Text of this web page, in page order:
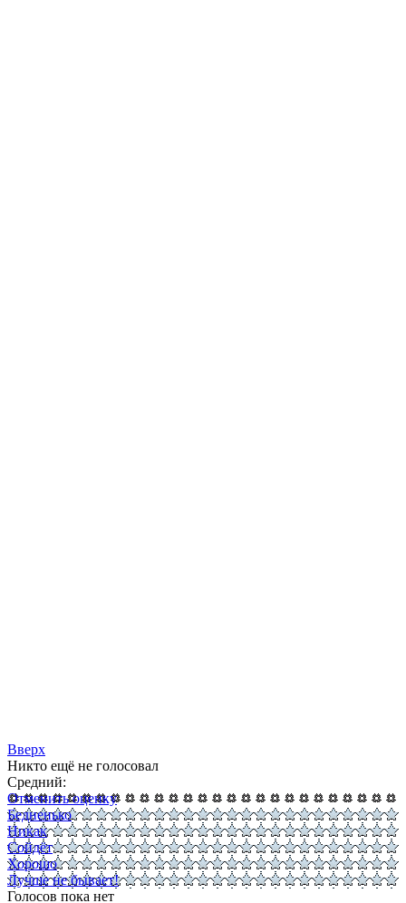
Вверх
Никто ещё не голосовал
Средний:
Отменить оценку
Бедненько
Никак
Сойдёт
Хорошо
Лучше не бывает!
Голосов пока нет